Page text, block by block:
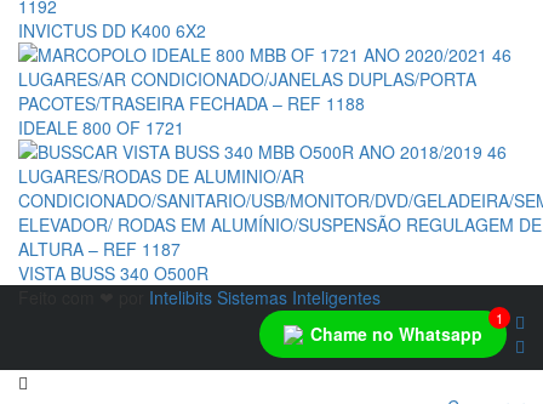
INVICTUS DD K400 6X2
IDEALE 800 OF 1721
VISTA BUSS 340 O500R
Intelibits Sistemas Inteligentes
Chame no Whatsapp
1